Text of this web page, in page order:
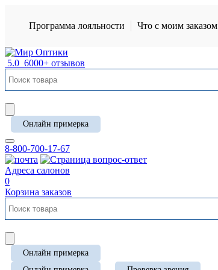
Программа лояльности Что с моим заказом
5.0 6000+ отзывов
Онлайн примерка
8-800-700-17-67
Адреса салонов
0
Корзина заказов
Онлайн примерка